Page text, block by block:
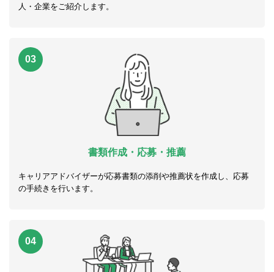
人・企業をご紹介します。
03
書類作成・応募・推薦
キャリアアドバイザーが応募書類の添削や推薦状を作成し、応募
の手続きを行います。
04